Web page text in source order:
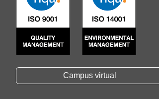
Campus virtual